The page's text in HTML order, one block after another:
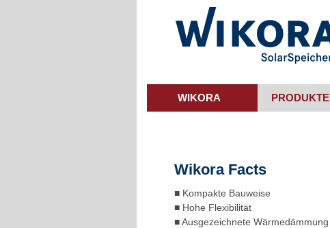
WIKORA PRODUKTE
Wikora Facts
■ Kompakte Bauweise
■ Hohe Flexibilität
■ Ausgezeichnete Wärmedämmung